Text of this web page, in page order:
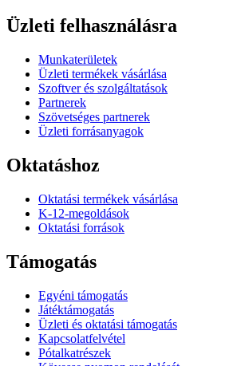
Üzleti felhasználásra
Munkaterületek
Üzleti termékek vásárlása
Szoftver és szolgáltatások
Partnerek
Szövetséges partnerek
Üzleti forrásanyagok
Oktatáshoz
Oktatási termékek vásárlása
K-12-megoldások
Oktatási források
Támogatás
Egyéni támogatás
Játéktámogatás
Üzleti és oktatási támogatás
Kapcsolatfelvétel
Pótalkatrészek